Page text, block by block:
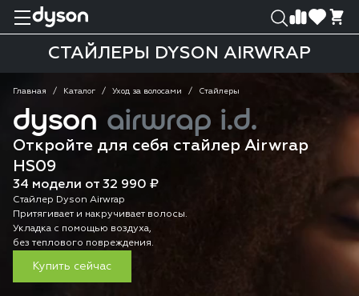
СТАЙЛЕРЫ DYSON AIRWRAP
Главная Каталог Уход за волосами Стайлеры
dyson airwrap i.d.
Откройте для себя стайлер Airwrap
HS09
34 модели от 32 990 ₽
Стайлер Dyson Airwrap
Притягивает и накручивает волосы.
Укладка с помощью воздуха,
без теплового повреждения.
Купить сейчас